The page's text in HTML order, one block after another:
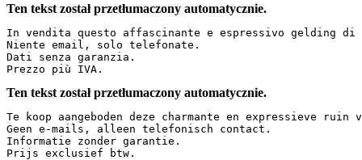
Ten tekst został przetłumaczony automatycznie.
In vendita questo affascinante e espressivo gelding
Niente email, solo telefonate.
Dati senza garanzia.
Prezzo più IVA.
Ten tekst został przetłumaczony automatycznie.
Te koop aangeboden deze charmante en expressieve
Geen e-mails, alleen telefonisch contact.
Informatie zonder garantie.
Prijs exclusief btw.